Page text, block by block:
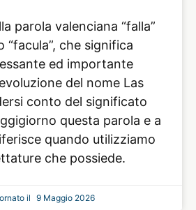
parola valenciana “falla”
“facula”, che significa
ed importante
del nome Las
conto del significato
questa parola e a
quando utilizziamo
che possiede.
9 Maggio 2026